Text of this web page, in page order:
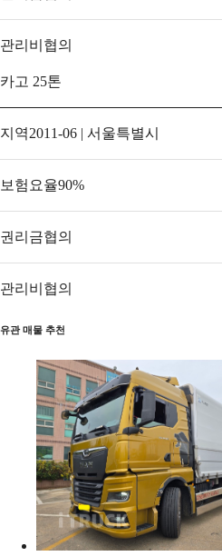
관리비 협의
카고 25톤
지역2011-06 | 서울특별시
보험요율90%
권리금협의
관리비 협의
유관 매물 추천